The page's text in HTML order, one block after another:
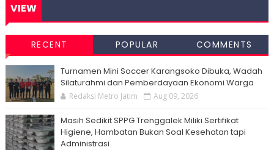
VIEW
RECENT POPULAR COMMENTS
Turnamen Mini Soccer Karangsoko Dibuka, Wadah
Silaturahmi dan Pemberdayaan Ekonomi Warga
Redaksi Metro Jatim Aug 09, 2026
Masih Sedikit SPPG Trenggalek Miliki Sertifikat
Higiene, Hambatan Bukan Soal Kesehatan tapi
Administrasi